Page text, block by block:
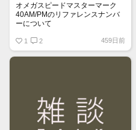
オメガスピードマスターマーク
40AM/PMのリファレンスナンバ
ーについて
保証書にはREF:35205300とある
のですが、裏蓋の内側を見ると
175 0084
1 2 459日前